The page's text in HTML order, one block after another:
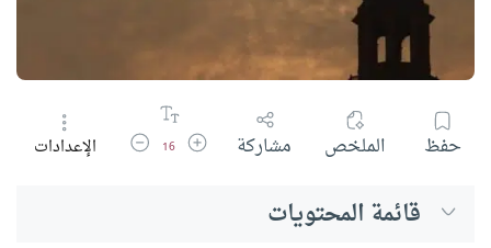
حفظ الملخص مشاركة زيادة حجم الخط
16 تقليل حجم الخط
الإعدادات
قائمة المحتويات